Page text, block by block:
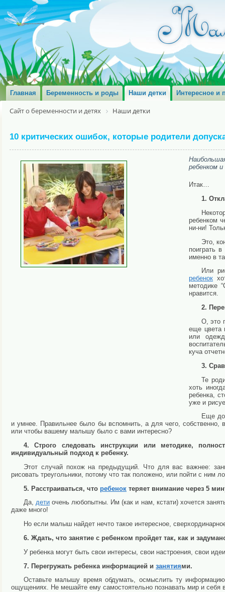
Главная Беременность и роды Наши детки Интересное и
Сайт о беременности и детях Наши детки
10 критических ошибок, которые родители
ребенком
Итак…
1.
ребенком
ни-ни!
Это,
поиграть
именно в
Или
ребенок
методике
нравится.
2.
О, это
еще цвета
или
куча
3.
Те
хоть
ребенка,
уже и
Еще
и умнее. Правильнее было бы вспомнить, а для чего, собственно,
или чтобы вашему малышу было с вами интересно?
4. Строго следовать инструкции или методике,
индивидуальный подход к ребенку.
Этот случай похож на предыдущий. Что для вас важнее:
рисовать треугольники, потому что так положено, или пойти с ним
5. Расстраиваться, что ребенок теряет внимание через 5
Да,дети очень любопытны. Им (как и нам, кстати) хочется
даже много!
Но если малыш найдет нечто такое интересное,
6. Ждать, что занятие с ребенком пройдет так, как и
У ребенка могут быть свои интересы, свои настроения, свои
7. Перегружать ребенка информацией и занятиями.
Оставьте малышу время обдумать, осмыслить ту
ощущениях. Не мешайте ему самостоятельно познавать мир и себя